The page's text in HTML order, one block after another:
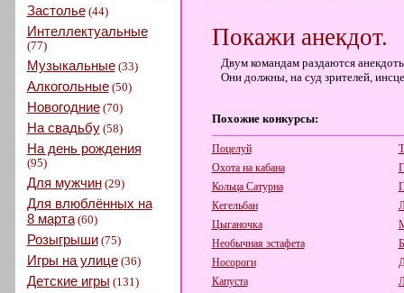
Застолье(44)
Интеллектуальные
(77)
Музыкальные(33)
Алкогольные(50)
Новогодние(70)
На свадьбу(58)
На день рождения
(95)
Для мужчин(29)
Для влюблённых на
8 марта(60)
Розыгрыши(75)
Игры на улице(36)
Детские игры (131)
Покажи анекдот.
Двум командам раздаются
Они должны, на суд зрителей,
Похожие конкурсы:
Поцелуй
Охота на кабана
Кольца Сатурна
Кегельбан
Цыганочка
Необычная эстафета
Носороги
Капуста